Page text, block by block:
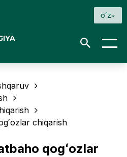
oʻz
chiqarish
qogʻozlar